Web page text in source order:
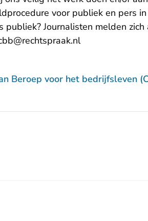
voor publiek en pers
publiek? Journalisten melden
Beroep voor het bedrijfsleven